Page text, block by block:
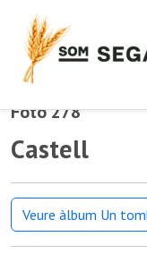
Foto 278
Castell
Veure àlbum Un